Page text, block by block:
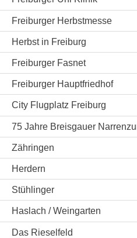
Freiburger Herbstmesse
Herbst in Freiburg
Freiburger Fasnet
Freiburger Hauptfriedhof
City Flugplatz Freiburg
75 Jahre Breisgauer
Zähringen
Herdern
Stühlinger
Haslach / Weingarten
Das Rieselfeld